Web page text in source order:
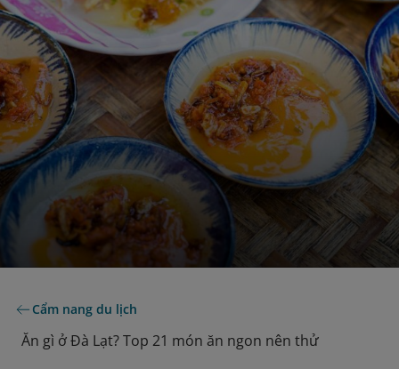
Cẩm nang du lịch
Ăn gì ở Đà Lạt? Top 21 món ăn ngon nên thử